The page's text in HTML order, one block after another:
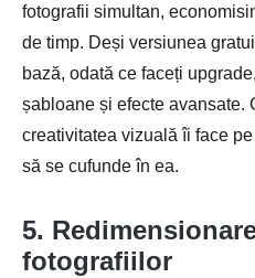
fotografii simultan,
de timp. Deși versiunea
bază, odată ce faceți
șabloane și efecte avansate.
creativitatea vizuală îi face
să se cufunde în ea.
5.
fotografiilor